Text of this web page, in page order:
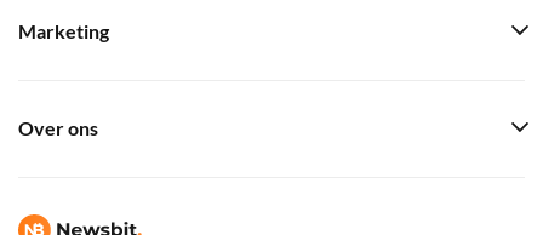
Marketing
Over ons